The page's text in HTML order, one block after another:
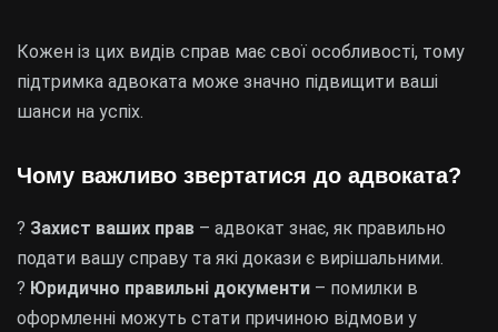
Кожен із цих видів справ має свої особливості, тому
підтримка адвоката може значно підвищити ваші
шанси на успіх.
Чому важливо звертатися до адвоката?
? Захист ваших прав – адвокат знає, як правильно
подати вашу справу та які докази є вирішальними.
? Юридично правильні документи – помилки в
оформленні можуть стати причиною відмови у